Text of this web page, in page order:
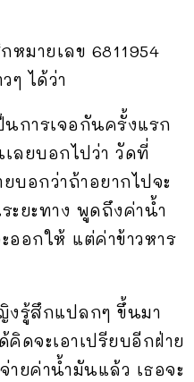
มายเลข 6811954
ๆ ได้ว่า
นการเจอกันครั้งแรก
ลยบอกไปว่า วัดที่
อกว่าถ้าอยากไปจะ
ยะทาง พูดถึงค่าน้ำ
อกให้ แต่ค่าข้าวหาร
งรู้สึกแปลกๆ ขึ้นมา
คิดจะเอาเปรียบอีกฝ่าย
ยค่าน้ำมันแล้ว เธอจะ